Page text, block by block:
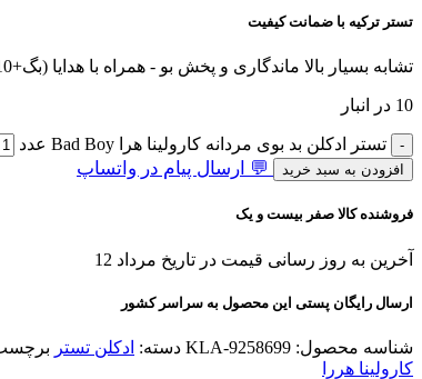
تستر ترکیه با ضمانت کیفیت
تشابه بسیار بالا ماندگاری و پخش بو - همراه با هدایا (بگ+10 میل عطر هدیه+کادوپیچ)
10 در انبار
تستر ادکلن بد بوی مردانه کارولینا هرا Bad Boy عدد
افزودن به سبد خرید 💬 ارسال پیام در واتساپ
فروشنده کالا صفر بیست و یک
آخرین به روز رسانی قیمت در تاریخ مرداد 12
ارسال رایگان پستی این محصول به سراسر کشور
شناسه محصول: KLA-9258699 دسته: ادکلن تستر
کارولینا هررا